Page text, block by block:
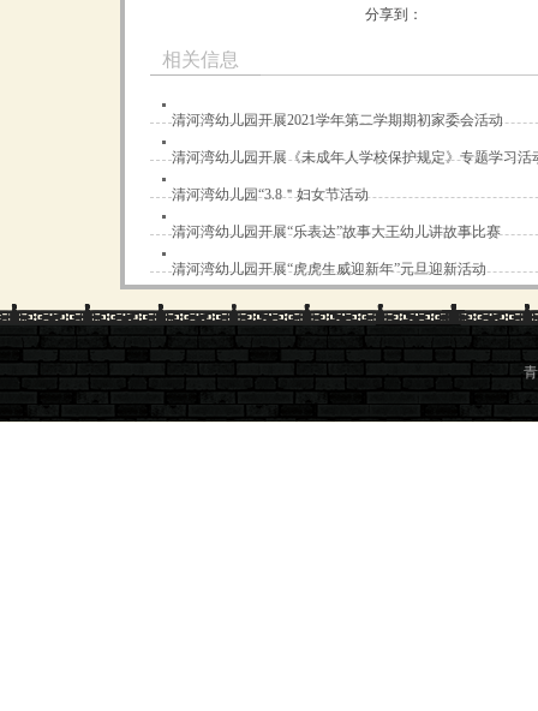
分享到：
相关信息
清河湾幼儿园开展2021学年第二学期期初家委会活动
清河湾幼儿园开展《未成年人学校保护规定》专题学习活
清河湾幼儿园“3.8＂妇女节活动
清河湾幼儿园开展“乐表达”故事大王幼儿讲故事比赛
清河湾幼儿园开展“虎虎生威迎新年”元旦迎新活动